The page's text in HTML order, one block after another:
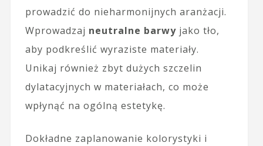
prowadzić do nieharmonijnych aranżacji.
Wprowadzaj neutralne barwyjako tło,
aby podkreślić wyraziste materiały.
Unikaj również zbyt dużych szczelin
dylatacyjnych w materiałach, co może
wpłynąć na ogólną estetykę.
Dokładne zaplanowanie kolorystyki i